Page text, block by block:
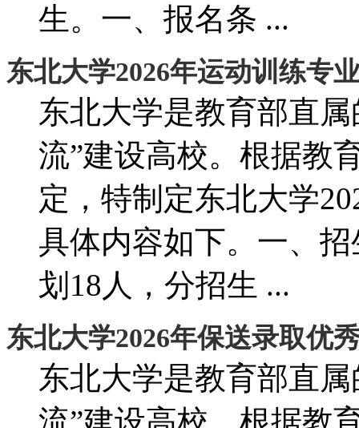
生。一、报名条 ...
东北大学2026年运动训练专
东北大学是教育部直
流”建设高校。根据教
定，特制定东北大学
具体内容如下。一、
划18人，分招生 ...
东北大学2026年保送录取优
东北大学是教育部直
流”建设高校。根据教